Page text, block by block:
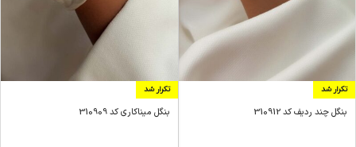
تکرار شد
بنگل چند ردیف کد 310912
تکرار شد
بنگل میناکاری کد 310909